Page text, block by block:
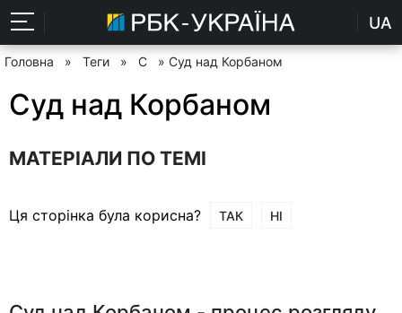
UA
Головна » Теги » С » Суд над Корбаном
Суд над Корбаном
МАТЕРІАЛИ ПО ТЕМІ
Ця сторінка була корисна? ТАК НІ